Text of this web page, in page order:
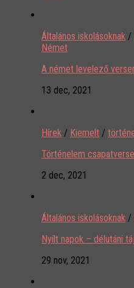
Általános iskolásoknak /
Német
A német levelező
13 dec, 2021
Hírek / Kiemelt /
Történelem
2 dec, 2021
Általános iskolásoknak /
Nyílt napok – délutáni
29 nov, 2021